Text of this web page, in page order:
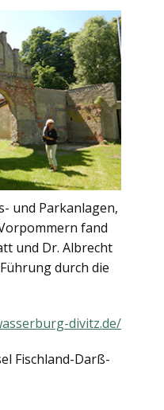
und Parkanlagen,
fand
und Dr. Albrecht
durch die
divitz.de/
Fischland-Darß-